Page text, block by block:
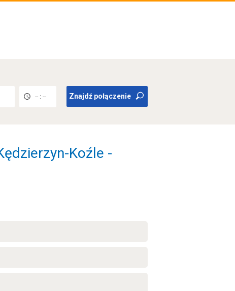
-- : -- Znajdź połączenie
Koźle -